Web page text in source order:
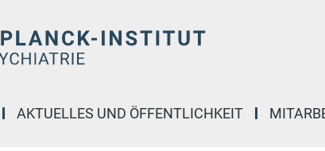
AKTUELLES UND ÖFFENTLICHKEIT